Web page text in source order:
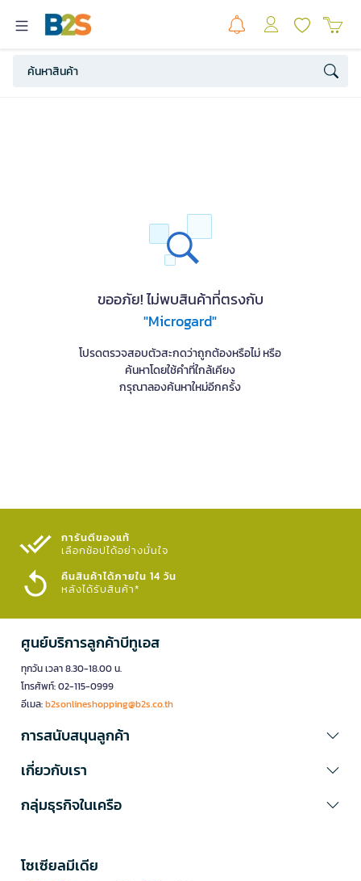
ขออภัย! ไม่พบสินค้าที่ตรงกับ
"Microgard"
โปรดตรวจสอบตัวสะกดว่าถูกต้องหรือไม่ หรือ
ค้นหาโดยใช้คำที่ใกล้เคียง
กรุณาลองค้นหาใหม่อีกครั้ง
การันตีของแท้
เลือกช้อปได้อย่างมั่นใจ​
คืนสินค้าได้ภายใน 14 วัน
หลังได้รับสินค้า*
ศูนย์บริการลูกค้าบีทูเอส
ทุกวัน เวลา 8.30-18.00 น.
โทรศัพท์: 02-115-0999
อีเมล:b2sonlineshopping@b2s.co.th
การสนับสนุนลูกค้า
เกี่ยวกับเรา
กลุ่มธุรกิจในเครือ
โซเซียลมีเดีย​